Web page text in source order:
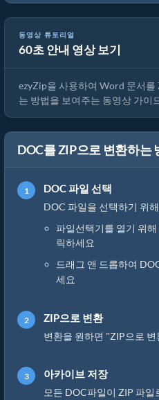
동영상 튜토리얼
60초 안내 영상 보기
DOC를 ZIP으로 온라인 변환하는
ezyZip을 사용하여 Word 문서
는 방법을 보여주는 동영상 가이
DOC를 ZIP으로 변환하는
DOC 파일 선택
DOC 파일을 선택하기 위
파일선택기를 열기 위해
릭하세요
드래그 앤 드롭하여
세요
ZIP으로 변환
변환을 원하면 "ZIP으로
아카이브 저장
모든 DOC파일이 ZIP 파